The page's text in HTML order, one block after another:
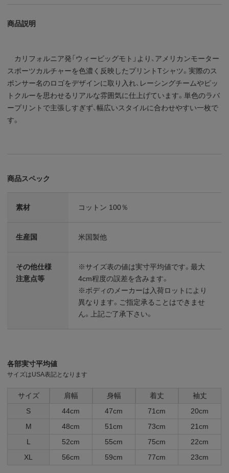
商品説明
カリフォルニア発「ウィービッグモト」より、アメリカンモーター
スポーツカルチャーを色濃く反映したプリントTシャツ。実際のス
ポンサー名のロゴをデザインに取り入れ、レーシングチームやピッ
トクルーを思わせるリアルな雰囲気に仕上げています。単色のラバ
ープリントで主張しすぎず、幅広いスタイルに合わせやすい一枚で
す。
商品スペック
素材 コットン 100％
生産国 米国製他
その他仕様
注意点等
※サイズ表の値は実寸平均値です。最大
4cm程度の誤差を含みます。
※ボディのメーカーは入荷ロットにより
異なります。ご指定承ることはできませ
ん。上記ご了承下さい。
各部実寸平均値
サイズはUSA表記となります
サイズ 肩幅 身幅 着丈
袖丈
S
44cm 47cm 71cm
20cm
M
48cm 51cm 73cm
21cm
L
52cm 55cm 75cm
22cm
XL
56cm 59cm 77cm 23cm